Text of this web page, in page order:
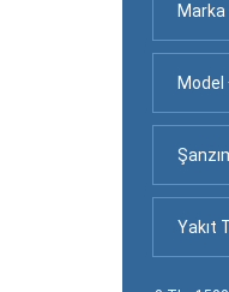
Marka
Model
Yakıt